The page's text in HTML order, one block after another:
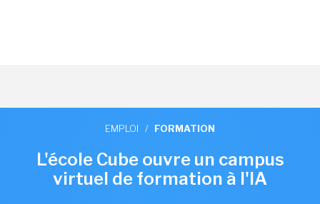
EMPLOI / FORMATION
L'école Cube ouvre un campus
virtuel de formation à l'IA